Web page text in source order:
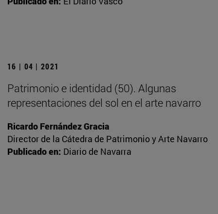
16 | 04 | 2021
Patrimonio e identidad (50). Algunas
representaciones del sol en el arte navarro
Ricardo Fernández Gracia
Director de la Cátedra de Patrimonio y Arte Navarro
Publicado en: Diario de Navarra